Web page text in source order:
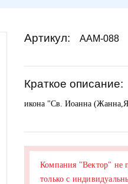
Артикул: AAM-088
Краткое описание:
икона "Св. Иоанна
Компания "Вектор" не
только с